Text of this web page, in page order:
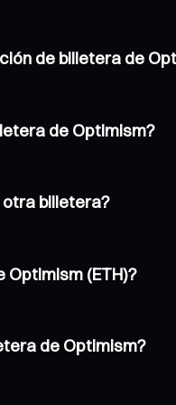
de billetera de
de Optimism?
otra billetera?
Optimism (ETH)?
de Optimism?